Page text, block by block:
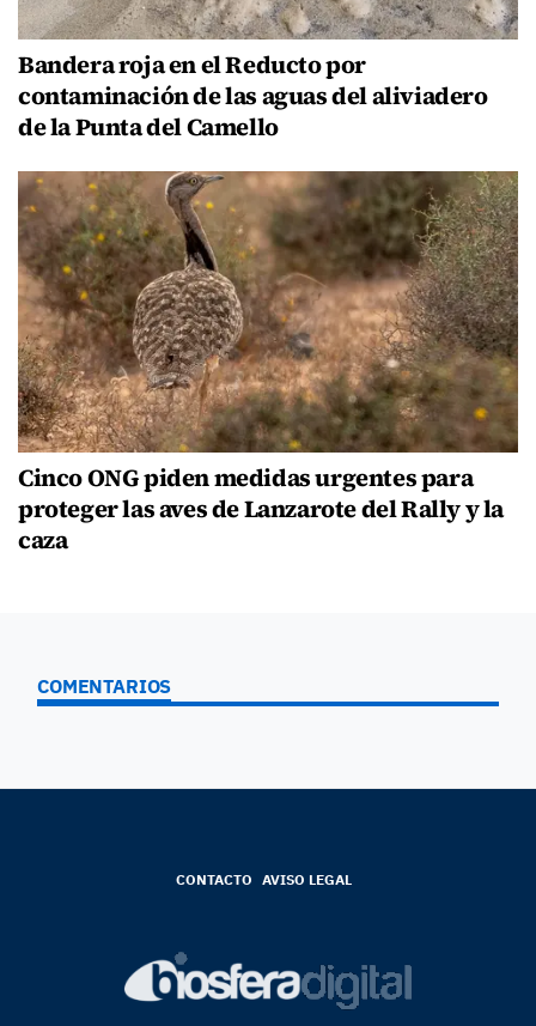
Bandera roja en el Reducto por
contaminación de las aguas del aliviadero
de la Punta del Camello
Cinco ONG piden medidas urgentes para
proteger las aves de Lanzarote del Rally y la
caza
COMENTARIOS
CONTACTO AVISO LEGAL